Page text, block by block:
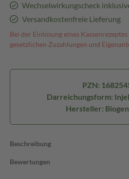
Wechselwirkungscheck
Versandkostenfreie Lieferung
Bei der Einlösung eines
gesetzlichen Zuzahlungen und
PZN:
Darreichungsform:
Hersteller:
Beschreibung
Bewertungen